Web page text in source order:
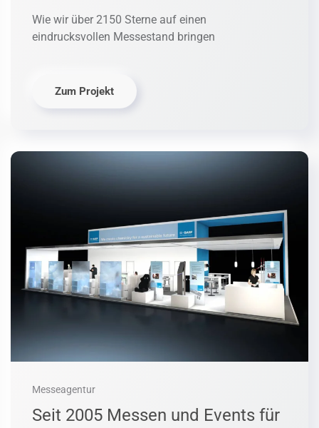
Wie wir über 2150 Sterne auf einen
eindrucksvollen Messestand bringen
Zum Projekt
Messeagentur
Seit 2005 Messen und Events für